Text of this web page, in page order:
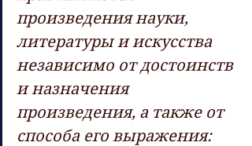
произведения науки,
литературы и искусства
независимо от достоинств
и назначения
произведения, а также от
способа его выражения: